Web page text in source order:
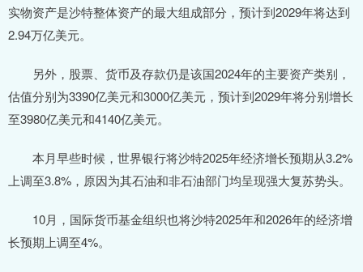
实物资产是沙特整体资产的最大组成部分，预计到2029年将达到
2.94万亿美元。
另外，股票、货币及存款仍是该国2024年的主要资产类别，
估值分别为3390亿美元和3000亿美元，预计到2029年将分别增长
至3980亿美元和4140亿美元。
本月早些时候，世界银行将沙特2025年经济增长预期从3.2%
上调至3.8%，原因为其石油和非石油部门均呈现强大复苏势头。
10月，国际货币基金组织也将沙特2025年和2026年的经济增
长预期上调至4%。